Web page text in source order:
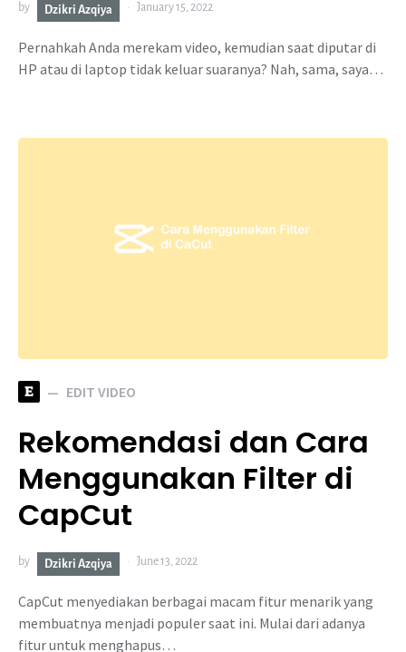
by Dzikri Azqiya January 15, 2022
Pernahkah Anda merekam video, kemudian saat diputar di
HP atau di laptop tidak keluar suaranya? Nah, sama, saya…
E EDIT VIDEO
Rekomendasi dan Cara
Menggunakan Filter di
CapCut
by Dzikri Azqiya June 13, 2022
CapCut menyediakan berbagai macam fitur menarik yang
membuatnya menjadi populer saat ini. Mulai dari adanya
fitur untuk menghapus…